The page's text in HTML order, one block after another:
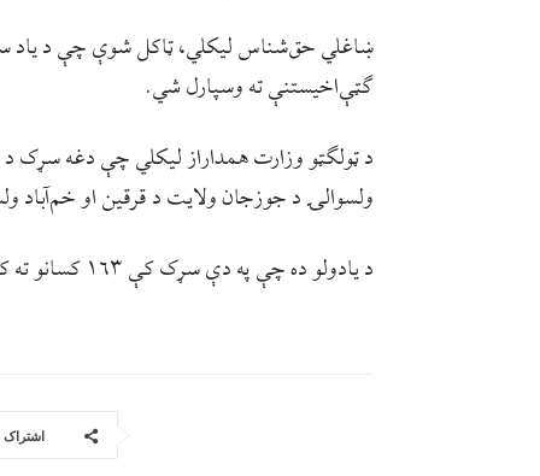
ګټې‌اخیستنې ته وسپارل شي.
د ټولګټو وزارت همداراز لیکلي چې دغه سړک
ولسوالۍ د جوزجان ولایت د قرقین او خم‌آباد
د یادولو ده چې په دې سړک کې ۱۶۳ کسانو ته کاري زمینه هم برابره شوې ده.
اشتراک